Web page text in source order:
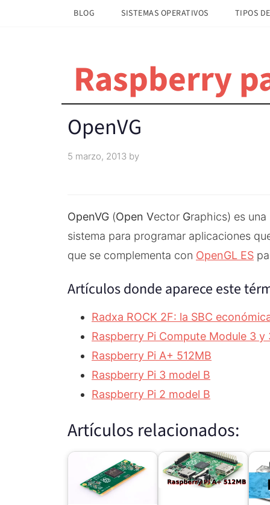
BLOG SISTEMAS OPERATIVOS TIPOS
Raspberry
OpenVG
5 marzo, 2013 by
OpenVG (Open Vector Graphics) es
sistema para programar aplicaciones
que se complementa con OpenGL ES
Artículos donde aparece este
Radxa ROCK 2F: la SBC
Raspberry Pi Compute Module 3 y
Raspberry Pi A+ 512MB
Raspberry Pi 3 model B
Raspberry Pi 2 model B
Artículos relacionados: